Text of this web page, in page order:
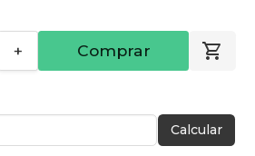
+ Comprar
Calcular